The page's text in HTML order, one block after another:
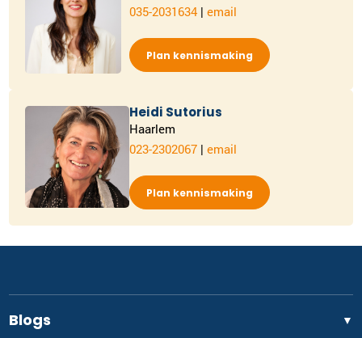
035-2031634| email
Plan kennismaking
Heidi Sutorius
Haarlem
023-2302067| email
Plan kennismaking
Blogs ▼